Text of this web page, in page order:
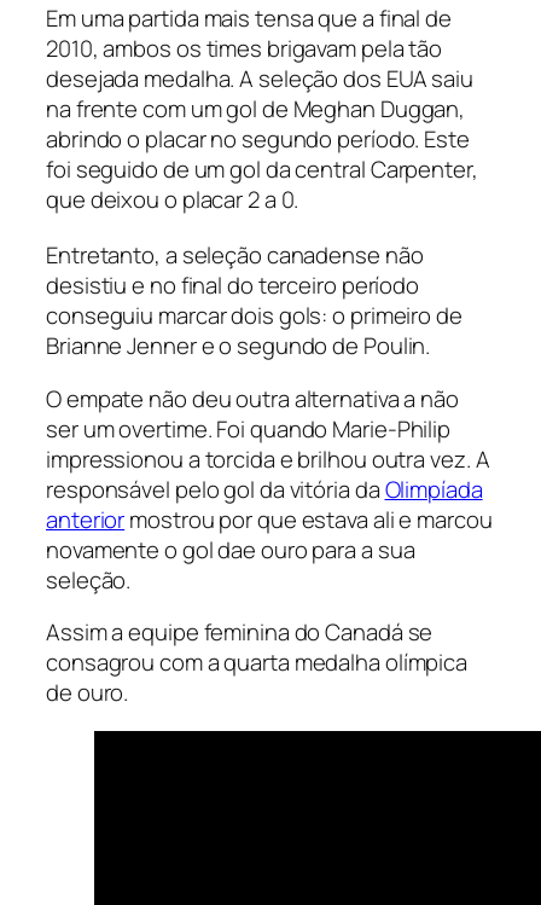
Em uma partida mais tensa que a final de
2010, ambos os times brigavam pela tão
desejada medalha. A seleção dos EUA saiu
na frente com um gol de Meghan Duggan,
abrindo o placar no segundo período. Este
foi seguido de um gol da centralCarpenter,
que deixou o placar 2 a 0.
Entretanto, a seleção canadense não
desistiu e no final do terceiro período
conseguiu marcar dois gols: o primeiro de
Brianne Jenner e o segundo de Poulin.
O empate não deu outra alternativa a não
ser umovertime.Foi quando Marie-Philip
impressionou a torcida e brilhou outra vez. A
responsável pelo gol da vitória daOlimpíada
anteriormostrou por que estava ali e marcou
novamente o gol dae ouro para a sua
seleção.
Assim a equipe feminina do Canadá se
consagrou com a quarta medalha olímpica
de ouro.